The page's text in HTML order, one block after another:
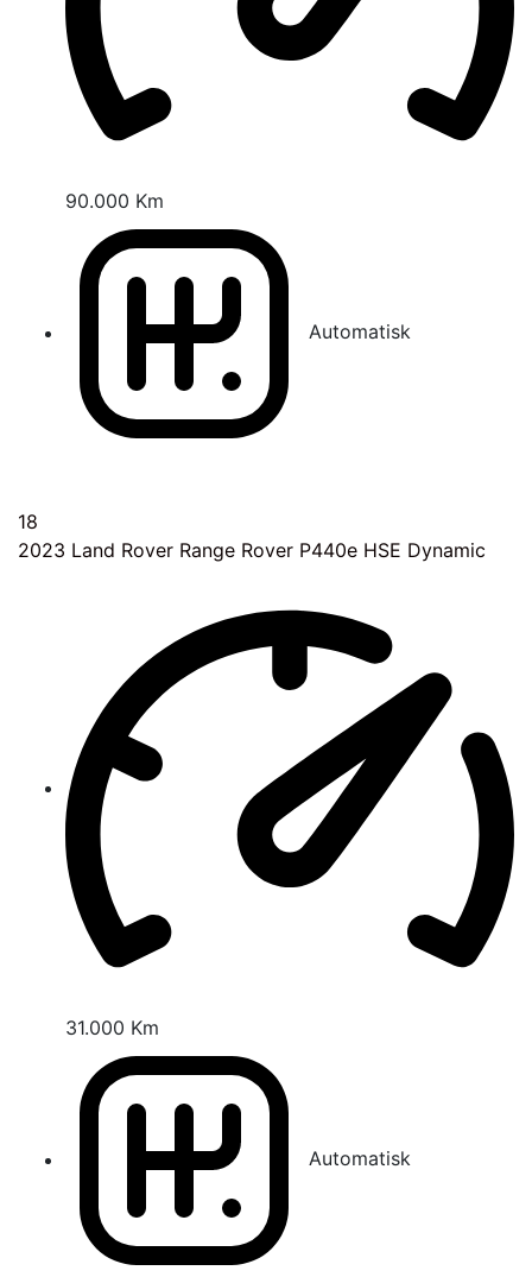
90.000 Km
Automatisk
18
2023 Land Rover Range Rover P440e HSE Dynamic
31.000 Km
Automatisk